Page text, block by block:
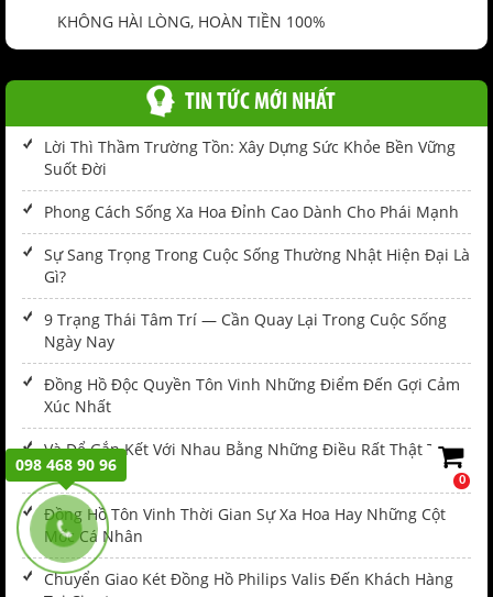
KHÔNG HÀI LÒNG, HOÀN TIỀN 100%
TIN TỨC MỚI NHẤT
Lời Thì Thầm Trường Tồn: Xây Dựng Sức Khỏe Bền Vững
Suốt Đời
Phong Cách Sống Xa Hoa Đỉnh Cao Dành Cho Phái Mạnh
Sự Sang Trọng Trong Cuộc Sống Thường Nhật Hiện Đại Là
Gì?
9 Trạng Thái Tâm Trí — Cần Quay Lại Trong Cuộc Sống
Ngày Nay
Đồng Hồ Độc Quyền Tôn Vinh Những Điểm Đến Gợi Cảm
Xúc Nhất
Và Để Gắn Kết Với Nhau Bằng Những Điều Rất Thật Từ
Bên Trong
Đồng Hồ Tôn Vinh Thời Gian Sự Xa Hoa Hay Những Cột
Mốc Cá Nhân
Chuyển Giao Két Đồng Hồ Philips Valis Đến Khách Hàng
0
098 468 90 96